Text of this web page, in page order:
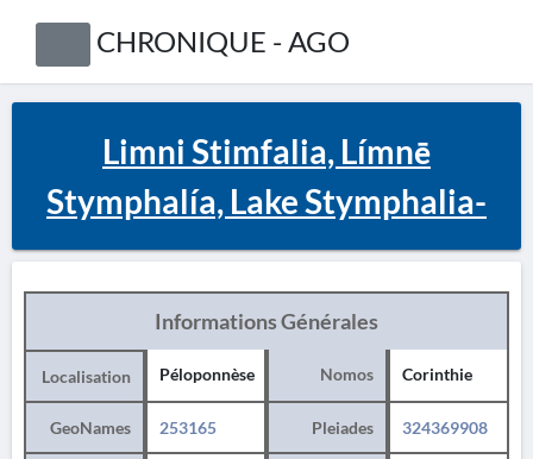
CHRONIQUE - AGO
Limni Stimfalia, Límnē
Stymphalía, Lake Stymphalia-
Informations Générales
Localisation Péloponnèse Nomos Corinthie
GeoNames 253165 Pleiades 324369908